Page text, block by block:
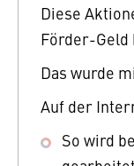
Diese
Förder-Geld
Das wurde
Auf der
So wird